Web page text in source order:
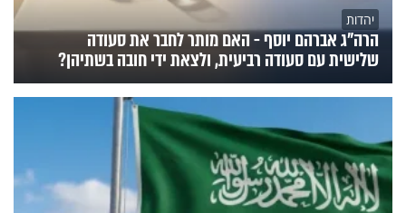
יהדות
הרה"ג אברהם יוסף - האם מותר לחבר את סעודה
שלישית עם סעודה רביעית, ולצאת ידי חובה בשתיהן?